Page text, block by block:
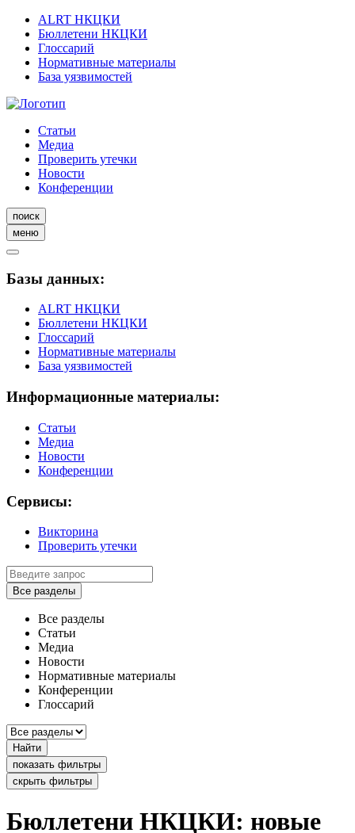
ALRT НКЦКИ
Бюллетени НКЦКИ
Глоссарий
Нормативные материалы
База уязвимостей
Статьи
Медиа
Проверить утечки
Новости
Конференции
поиск
меню
Базы данных:
ALRT НКЦКИ
Бюллетени НКЦКИ
Глоссарий
Нормативные материалы
База уязвимостей
Информационные материалы:
Статьи
Медиа
Новости
Конференции
Сервисы:
Викторина
Проверить утечки
Все разделы
Все разделы
Статьи
Медиа
Новости
Нормативные материалы
Конференции
Глоссарий
Найти
показать фильтры
скрыть фильтры
Бюллетени НКЦКИ: новые